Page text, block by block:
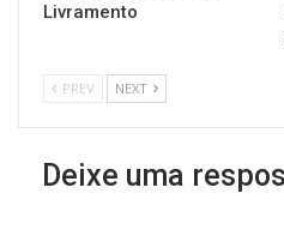
Livramento
PREV NEXT
Deixe uma